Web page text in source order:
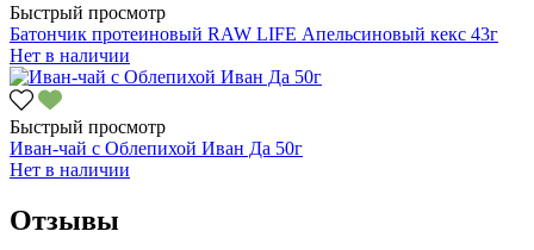
Быстрый просмотр
Батончик протеиновый RAW LIFE Апельсиновый кекс 43г
Нет в наличии
Быстрый просмотр
Иван-чай с Облепихой Иван Да 50г
Нет в наличии
Отзывы